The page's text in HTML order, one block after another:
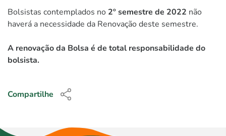
Bolsistas contemplados no 2º semestre de 2022 não
haverá a necessidade da Renovação deste semestre.
A renovação da Bolsa é de total responsabilidade do
bolsista.
Compartilhe